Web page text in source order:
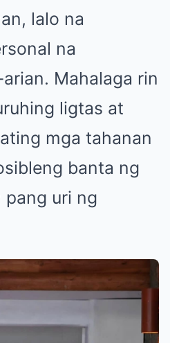
lalo na
na
Mahalaga rin
ligtas at
mga tahanan
banta ng
pang uri ng